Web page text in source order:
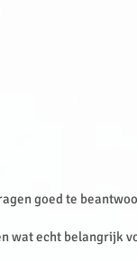
goed te
wat echt belangrijk